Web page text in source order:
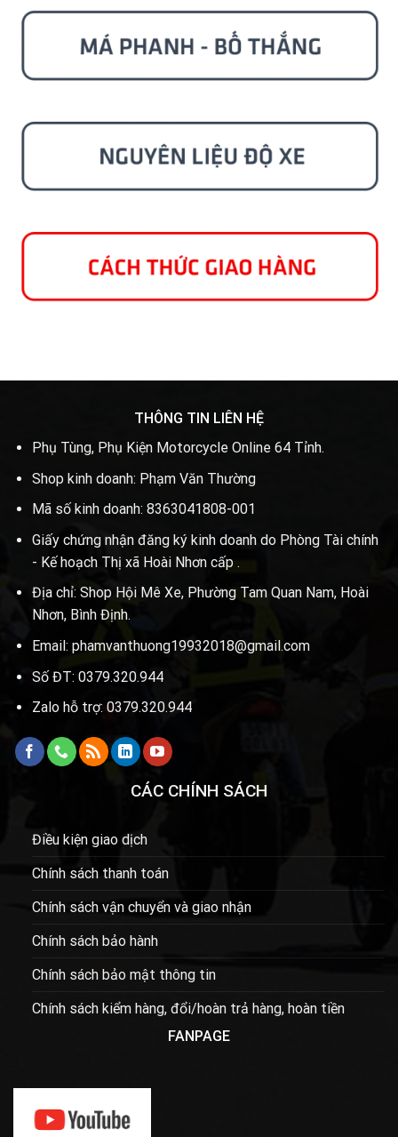
THÔNG TIN LIÊN HỆ
Phụ Tùng, Phụ Kiện Motorcycle Online 64 Tỉnh.
Shop kinh doanh: Phạm Văn Thường
Mã số kinh doanh: 8363041808-001
Giấy chứng nhận đăng ký kinh doanh do Phòng Tài chính
- Kế hoạch Thị xã Hoài Nhơn cấp .
Địa chỉ: Shop Hội Mê Xe, Phường Tam Quan Nam, Hoài
Nhơn, Bình Định.
Email: phamvanthuong19932018@gmail.com
Số ĐT: 0379.320.944
Zalo hỗ trợ: 0379.320.944
CÁC CHÍNH SÁCH
Điều kiện giao dịch
Chính sách thanh toán
Chính sách vận chuyển và giao nhận
Chính sách bảo hành
Chính sách bảo mật thông tin
Chính sách kiểm hàng, đổi/hoàn trả hàng, hoàn tiền
FANPAGE